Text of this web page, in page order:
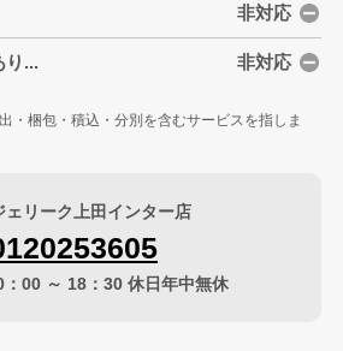
非対応
り... 非対応
・梱包・積込・分別を含むサービスを指しま
ェリーク上田インター店
：00 ～ 18：30 休日年中無休